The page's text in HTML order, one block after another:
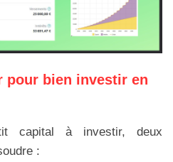
pour bien investir en
capital à investir, deux
: